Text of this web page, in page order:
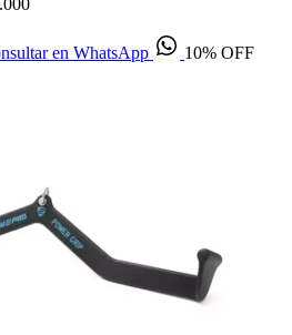
en WhatsApp 10% OFF